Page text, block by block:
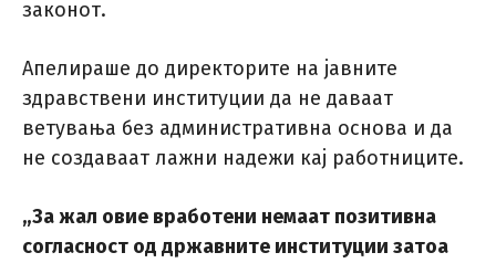
законот.
Апелираше до директорите на јавните
здравствени институции да не даваат
ветувања без административна основа и да
не создаваат лажни надежи кај работниците.
„За жал овие вработени немаат позитивна
согласност од државните институции затоа